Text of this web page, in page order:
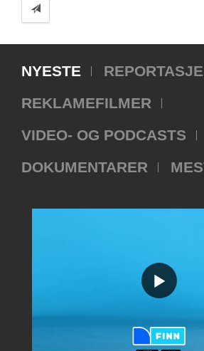
NYESTE
REKLAMEFILMER
VIDEO- OG PODCASTS
DOKUMENTARER